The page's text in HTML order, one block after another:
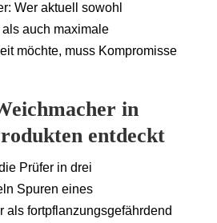
Wer aktuell sowohl
auch maximale
möchte, muss Kompromisse
in
entdeckt
Prüfer in drei
Spuren eines
als fortpflanzungsgefährdend